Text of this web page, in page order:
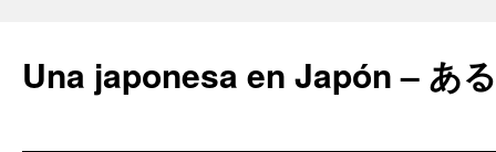
Una japonesa en Japón – あ